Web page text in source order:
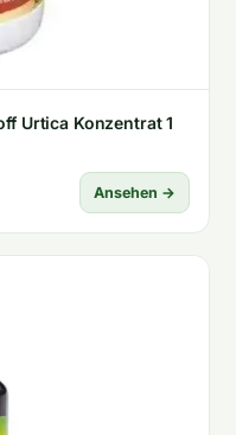
Urtica Konzentrat 1
Ansehen →